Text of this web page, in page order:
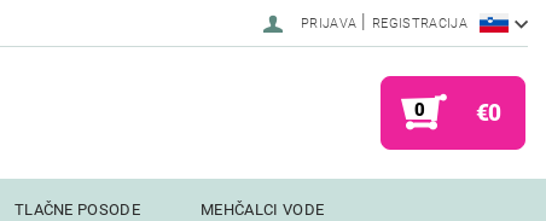
PRIJAVA | REGISTRACIJA
0 €0
TLAČNE POSODE MEHČALCI VODE